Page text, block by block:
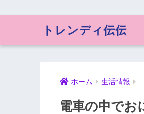
トレンディ伝伝
ホーム 生活情報
電車の中でお